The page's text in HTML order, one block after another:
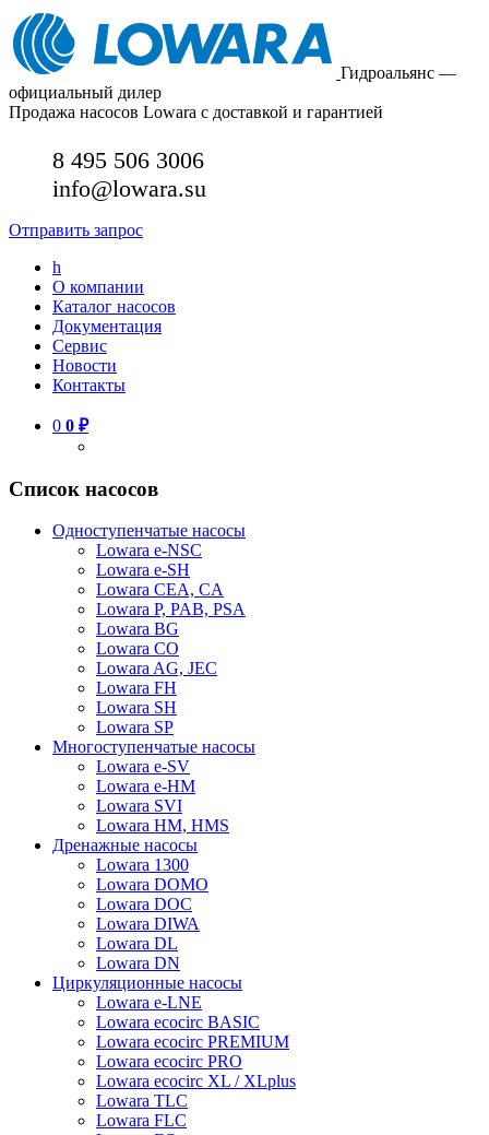
Гидроальянс —
официальный дилер
Продажа насосов Lowara с доставкой и гарантией
8 495 506 3006
info@lowara.su
Отправить запрос
h
О компании
Каталог насосов
Документация
Сервис
Новости
Контакты
0 0 ₽
Список насосов
Одноступенчатые насосы
Lowara e-NSC
Lowara e-SH
Lowara CEA, CA
Lowara P, PAB, PSA
Lowara BG
Lowara CO
Lowara AG, JEC
Lowara FH
Lowara SH
Lowara SP
Многоступенчатые насосы
Lowara e-SV
Lowara e-HM
Lowara SVI
Lowara HM, HMS
Дренажные насосы
Lowara 1300
Lowara DOMO
Lowara DOC
Lowara DIWA
Lowara DL
Lowara DN
Циркуляционные насосы
Lowara e-LNE
Lowara ecocirc BASIC
Lowara ecocirc PREMIUM
Lowara ecocirc PRO
Lowara ecocirc XL / XLplus
Lowara TLC
Lowara FLC